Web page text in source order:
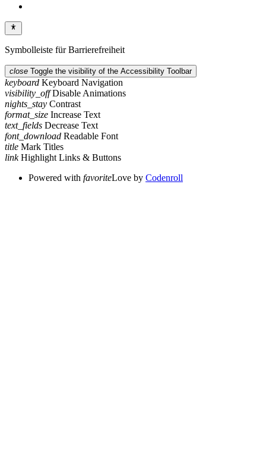
Symbolleiste für Barrierefreiheit
close Toggle the visibility of the Accessibility Toolbar
keyboard Keyboard Navigation
visibility_off Disable Animations
nights_stay Contrast
format_size Increase Text
text_fields Decrease Text
font_download Readable Font
title Mark Titles
link Highlight Links & Buttons
Powered with favoriteLove by Codenroll